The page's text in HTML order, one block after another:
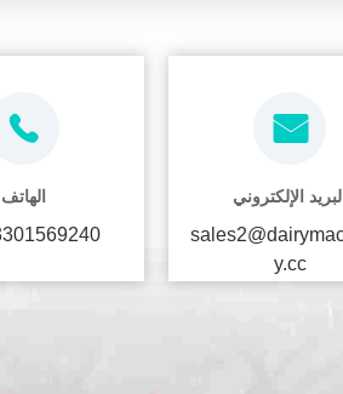
الهاتف البريد الإلكتروني
y.cc